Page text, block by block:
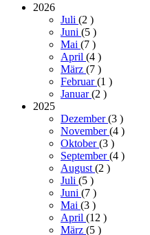
2026
Juli (2 )
Juni (5 )
Mai (7 )
April (4 )
März (7 )
Februar(1 )
Januar(2 )
2025
Dezember(3 )
November(4 )
Oktober(3 )
September(4 )
August (2 )
Juli (5 )
Juni (7 )
Mai (3 )
April (12 )
März (5 )